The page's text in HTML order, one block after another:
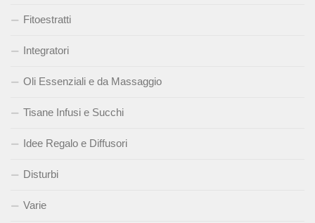
Fitoestratti
Integratori
Oli Essenziali e da Massaggio
Tisane Infusi e Succhi
Idee Regalo e Diffusori
Disturbi
Varie